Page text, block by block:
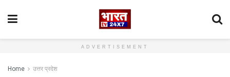
ADVERTISEMENT
Home उत्तर प्रदेश